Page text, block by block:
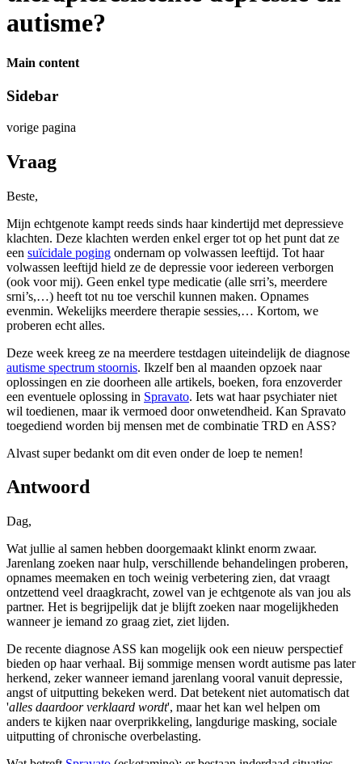
autisme?
Main content
Sidebar
vorige pagina
Vraag
Beste,
Mijn echtgenote kampt reeds sinds haar kindertijd met depressieve
klachten. Deze klachten werden enkel erger tot op het punt dat ze
een suïcidale poging ondernam op volwassen leeftijd. Tot haar
volwassen leeftijd hield ze de depressie voor iedereen verborgen
(ook voor mij). Geen enkel type medicatie (alle srri’s, meerdere
srni’s,…) heeft tot nu toe verschil kunnen maken. Opnames
evenmin. Wekelijks meerdere therapie sessies,… Kortom, we
proberen echt alles.
Deze week kreeg ze na meerdere testdagen uiteindelijk de diagnose
autisme spectrum stoornis. Ikzelf ben al maanden opzoek naar
oplossingen en zie doorheen alle artikels, boeken, fora enzoverder
een eventuele oplossing in Spravato. Iets wat haar psychiater niet
wil toedienen, maar ik vermoed door onwetendheid. Kan Spravato
toegediend worden bij mensen met de combinatie TRD en ASS?
Alvast super bedankt om dit even onder de loep te nemen!
Antwoord
Dag,
Wat jullie al samen hebben doorgemaakt klinkt enorm zwaar.
Jarenlang zoeken naar hulp, verschillende behandelingen proberen,
opnames meemaken en toch weinig verbetering zien, dat vraagt
ontzettend veel draagkracht, zowel van je echtgenote als van jou als
partner. Het is begrijpelijk dat je blijft zoeken naar mogelijkheden
wanneer je iemand zo graag ziet, ziet lijden.
De recente diagnose ASS kan mogelijk ook een nieuw perspectief
bieden op haar verhaal. Bij sommige mensen wordt autisme pas later
herkend, zeker wanneer iemand jarenlang vooral vanuit depressie,
angst of uitputting bekeken werd. Dat betekent niet automatisch dat
'alles daardoor verklaard wordt', maar het kan wel helpen om
anders te kijken naar overprikkeling, langdurige masking, sociale
uitputting of chronische overbelasting.